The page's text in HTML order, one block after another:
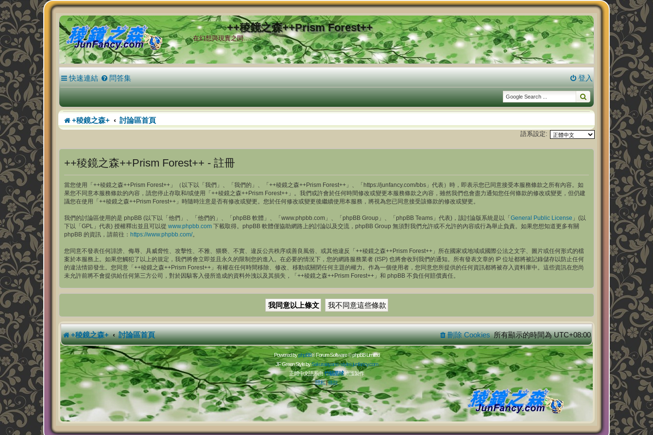
++稜鏡之森++Prism Forest++
在幻想與現實之間.....
快速連結 問答集 登入
+稜鏡之森+ 討論區首頁
語系設定:
++稜鏡之森++Prism Forest++ - 註冊
當您使用「++稜鏡之森++Prism Forest++」（以下以「我們」、「我們的」、「++稜鏡之森++Prism Forest++」、「https://junfancy.com/bbs」代表）時，即表示您已同意接受本服務條款之所有內容。如
果您不同意本服務條款的內容，請您停止存取和/或使用「++稜鏡之森++Prism Forest++」。我們或許會於任何時間修改或變更本服務條款之內容，雖然我們也會盡力通知您任何條款的修改或變更，但仍建
議您在使用「++稜鏡之森++Prism Forest++」時隨時注意是否有修改或變更。您於任何修改或變更後繼續使用本服務，將視為您已同意接受該條款的修改或變更。
我們的討論區使用的是 phpBB (以下以「他們」、「他們的」、「phpBB 軟體」、「www.phpbb.com」、「phpBB Group」、「phpBB Teams」代表)，該討論版系統是以「General Public License 」(以
下以「GPL」代表) 授權釋出並且可以從 www.phpbb.com 下載取得。phpBB 軟體僅協助網路上的討論以及交流，phpBB Group 無須對我們允許或不允許的內容或行為舉止負責。如果您想知道更多有關
phpBB 的資訊，請前往： https://www.phpbb.com/。
您同意不發表任何誹謗、侮辱、具威脅性、攻擊性、不雅、猥褻、不實、違反公共秩序或善良風俗、或其他違反「++稜鏡之森++Prism Forest++」所在國家或地域或國際公法之文字、圖片或任何形式的檔
案於本服務上。如果您觸犯了以上的規定，我們將會立即並且永久的限制您的進入。在必要的情況下，您的網路服務業者 (ISP) 也將會收到我們的通知。所有發表文章的 IP 位址都將被記錄儲存以防止任何
的違法情節發生。您同意「++稜鏡之森++Prism Forest++」有權在任何時間移除、修改、移動或關閉任何主題的權力。作為一個使用者，您同意您所提供的任何資訊都將被存入資料庫中。這些資訊在您尚
未允許前將不會提供給任何第三方公司，對於因駭客入侵所造成的資料外洩以及其損失，「++稜鏡之森++Prism Forest++」和 phpBB 不負任何賠償責任。
+稜鏡之森+ 討論區首頁 所有顯示的時間為UTC+08:00
刪除 Cookies
Powered byphpBB® Forum Software © phpBB Limited
JF Green Style bySakuraiayano -styles.junfancy.com
正體中文語系由竹貓星球維護製作
隱私|條款